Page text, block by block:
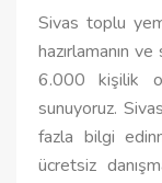
Sivas toplu
hazırlamanın
6.000 kişilik
sunuyoruz.
fazla bilgi
ücretsiz